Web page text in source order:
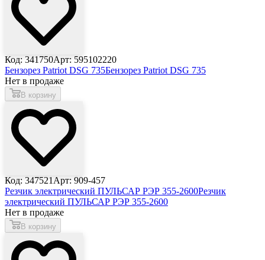
Код: 341750Арт: 595102220
Бензорез Patriot DSG 735Бензорез Patriot DSG 735
Нет в продаже
В корзину
Код: 347521 Арт: 909-457
Резчик электрический ПУЛЬСАР РЭР 355-2600Резчик
электрический ПУЛЬСАР РЭР 355-2600
Нет в продаже
В корзину